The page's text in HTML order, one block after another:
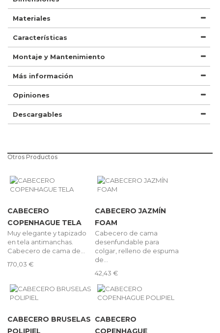
Materiales
Características
Montaje y Mantenimiento
Más información
Opiniones
Descargables
Otros Productos
CABECERO
COPENHAGUE TELA
Muy elegante y tapizado
en tela antimanchas.
Cabecero de cama de...
170,03 €
CABECERO JAZMÍN
FOAM
Cabecero de cama
desenfundable para
colgar, relleno de espuma
de...
42,43 €
CABECERO BRUSELAS
POLIPIEL
CABECERO
COPENHAGUE